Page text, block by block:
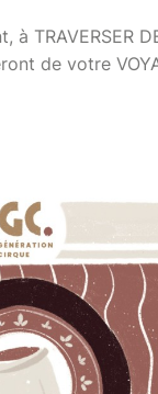
TRAVERSER
de votre